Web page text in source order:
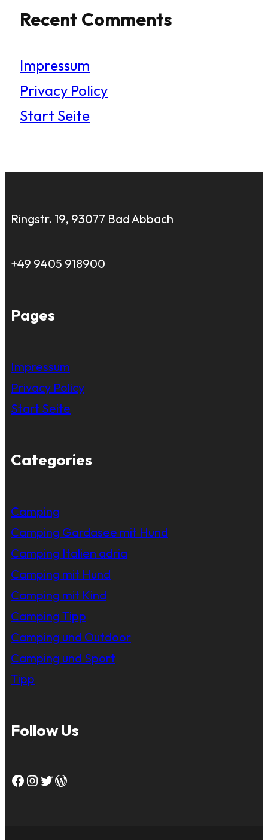
Recent Comments
Impressum
Privacy Policy
Start Seite
Ringstr. 19, 93077 Bad Abbach
+49 9405 918900
Pages
Impressum
Privacy Policy
Start Seite
Categories
Camping
Camping Gardasee mit Hund
Camping Italien adria
Camping mit Hund
Camping mit Kind
Camping Tipp
Camping und Outdoor
Camping und Sport
Tipp
Follow Us
Facebook Instagram Twitter WordPress